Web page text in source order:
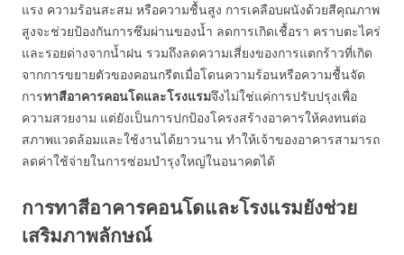
แรง ความร้อนสะสม หรือความชื้นสูง การเคลือบผนังด้วยสีคุณภาพ
สูงจะช่วยป้องกันการซึมผ่านของน้ำ ลดการเกิดเชื้อรา คราบตะไคร่
และรอยด่างจากน้ำฝน รวมถึงลดความเสี่ยงของการแตกร้าวที่เกิด
จากการขยายตัวของคอนกรีตเมื่อโดนความร้อนหรือความชื้นจัด
การทาสีอาคารคอนโดและโรงแรมจึงไม่ใช่แค่การปรับปรุงเพื่อ
ความสวยงาม แต่ยังเป็นการปกป้องโครงสร้างอาคารให้คงทนต่อ
สภาพแวดล้อมและใช้งานได้ยาวนาน ทำให้เจ้าของอาคารสามารถ
ลดค่าใช้จ่ายในการซ่อมบำรุงใหญ่ในอนาคตได้
การทาสีอาคารคอนโดและโรงแรมยังช่วย
เสริมภาพลักษณ์